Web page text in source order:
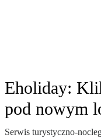
Eholiday:
pod nowym
Serwis turystyczno-